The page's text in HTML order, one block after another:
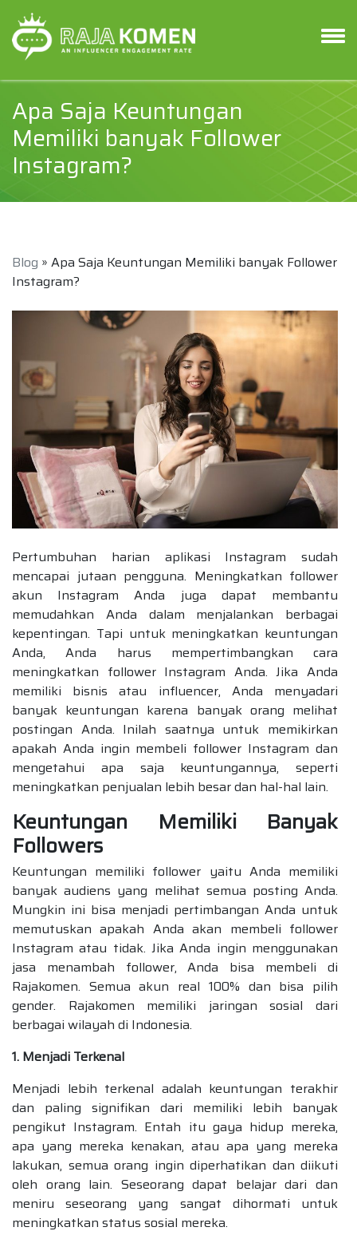
Apa Saja Keuntungan
Memiliki banyak Follower
Instagram?
Blog » Apa Saja Keuntungan Memiliki banyak Follower
Instagram?
Pertumbuhan harian aplikasi Instagram sudah
mencapai jutaan pengguna. Meningkatkan follower
akun Instagram Anda juga dapat membantu
memudahkan Anda dalam menjalankan berbagai
kepentingan. Tapi untuk meningkatkan keuntungan
Anda, Anda harus mempertimbangkan cara
meningkatkan follower Instagram Anda. Jika Anda
memiliki bisnis atau influencer, Anda menyadari
banyak keuntungan karena banyak orang melihat
postingan Anda. Inilah saatnya untuk memikirkan
apakah Anda ingin membeli follower Instagram dan
mengetahui apa saja keuntungannya, seperti
meningkatkan penjualan lebih besar dan hal-hal lain.
Keuntungan Memiliki Banyak
Followers
Keuntungan memiliki follower yaitu Anda memiliki
banyak audiens yang melihat semua posting Anda.
Mungkin ini bisa menjadi pertimbangan Anda untuk
memutuskan apakah Anda akan membeli follower
Instagram atau tidak. Jika Anda ingin menggunakan
jasa menambah follower, Anda bisa membeli di
Rajakomen. Semua akun real 100% dan bisa pilih
gender. Rajakomen memiliki jaringan sosial dari
berbagai wilayah di Indonesia.
1. Menjadi Terkenal
Menjadi lebih terkenal adalah keuntungan terakhir
dan paling signifikan dari memiliki lebih banyak
pengikut Instagram. Entah itu gaya hidup mereka,
apa yang mereka kenakan, atau apa yang mereka
lakukan, semua orang ingin diperhatikan dan diikuti
oleh orang lain. Seseorang dapat belajar dari dan
meniru seseorang yang sangat dihormati untuk
meningkatkan status sosial mereka.